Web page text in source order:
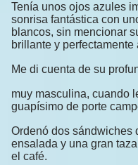
Tenía unos ojos azules
sonrisa fantástica con
blancos, sin mencionar
brillante y perfectamente
Me di cuenta de su
muy masculina, cuando
guapísimo de porte
Ordenó dos sándwiches
ensalada y una gran
el café.